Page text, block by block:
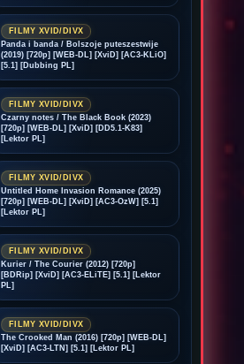
FILMY XVID/DIVX
Panda i banda / Bolszoje puteszestwije
(2019) [720p] [WEB-DL] [XviD] [AC3-KLiO]
[5.1] [Dubbing PL]
FILMY XVID/DIVX
Czarny notes / The Black Book (2023)
[720p] [WEB-DL] [XviD] [DD5.1-K83]
[Lektor PL]
FILMY XVID/DIVX
Untitled Home Invasion Romance (2025)
[720p] [WEB-DL] [XviD] [AC3-OzW] [5.1]
[Lektor PL]
FILMY XVID/DIVX
Kurier / The Courier (2012) [720p]
[BDRip] [XviD] [AC3-ELiTE] [5.1] [Lektor
PL]
FILMY XVID/DIVX
The Crooked Man (2016) [720p] [WEB-DL]
[XviD] [AC3-LTN] [5.1] [Lektor PL]